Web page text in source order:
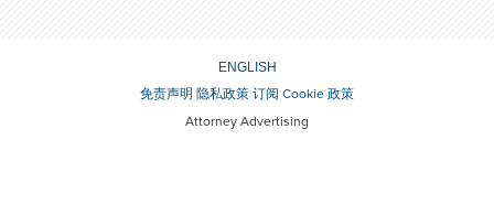
ENGLISH
免责声明 隐私政策 订阅 Cookie 政策
Attorney Advertising